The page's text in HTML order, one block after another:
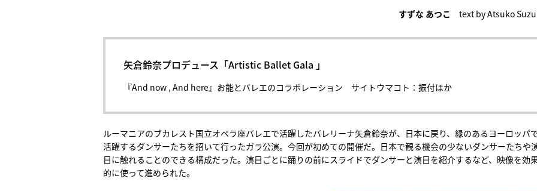
すずな あつこ text by Atsuko
矢倉鈴奈プロデュース「Artistic Ballet Gala 」
『And now , And here』お能とバレエのコラボレーション サイトウマコト：振付ほか
ルーマニアのブカレスト国立オペラ座バレエで活躍したバレリーナ矢倉鈴奈が、日本に戻り、縁のあるヨーロッパ
活躍するダンサーたちを招いて行ったガラ公演。今回が初めての開催だ。日本で観る機会の少ないダンサーたちや
目に触れることのできる構成だった。演目ごとに踊りの前にスライドでダンサーと演目を紹介するなど、映像を効
的に使って進められた。